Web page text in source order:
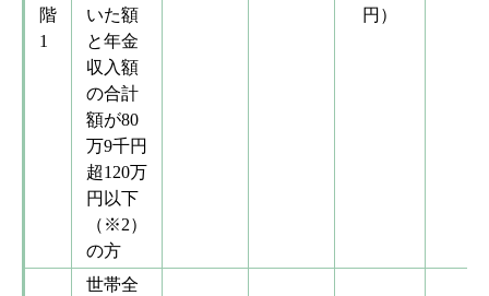
階
1
いた額
と年金
収入額
の合計
額が80
万9千円
超120万
円以下
（※2）
の方
円）
世帯全